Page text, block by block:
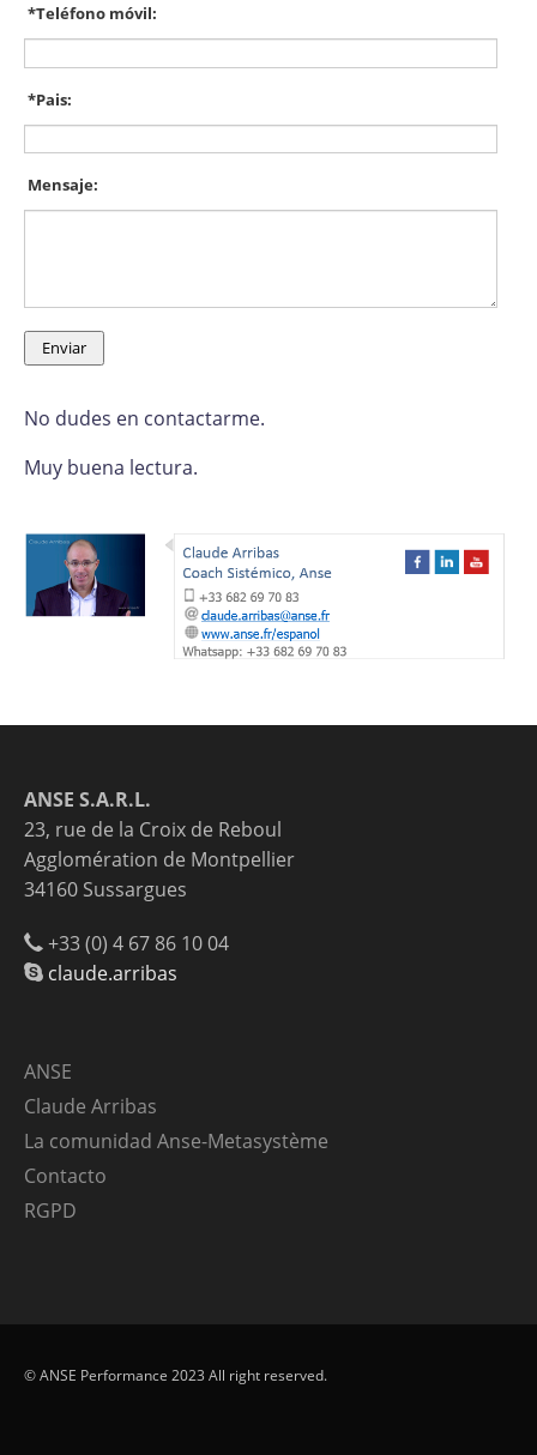
*Teléfono móvil:
*Pais:
Mensaje:
No dudes en contactarme.
Muy buena lectura.
ANSE S.A.R.L.
23, rue de la Croix de Reboul
Agglomération de Montpellier
34160 Sussargues
+33 (0) 4 67 86 10 04
claude.arribas
ANSE
Claude Arribas
La comunidad Anse-Metasystème
Contacto
RGPD
© ANSE Performance 2023 All right reserved.